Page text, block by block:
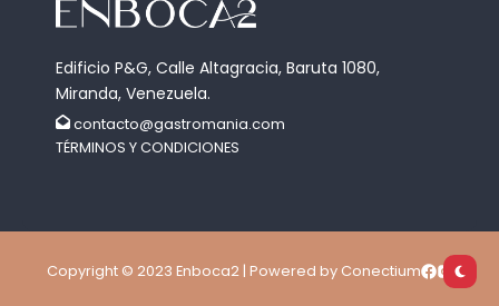
Edificio P&G, Calle Altagracia, Baruta 1080,
Miranda, Venezuela.
contacto@gastromania.com
TÉRMINOS Y CONDICIONES
Copyright © 2023 Enboca2 | Powered by Conectium